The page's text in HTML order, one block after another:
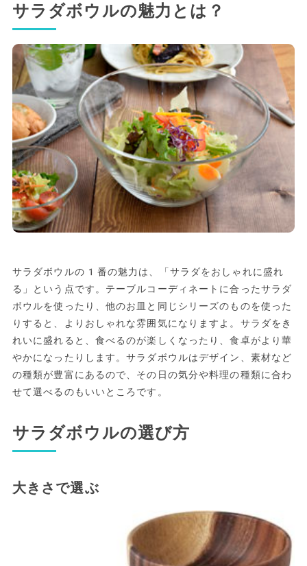
サラダボウルの魅力とは？
サラダボウルの1番の魅力は、「サラダをおしゃれに盛れ
る」という点です。テーブルコーディネートに合ったサラダ
ボウルを使ったり、他のお皿と同じシリーズのものを使った
りすると、よりおしゃれな雰囲気になりますよ。サラダをき
れいに盛れると、食べるのが楽しくなったり、食卓がより華
やかになったりします。サラダボウルはデザイン、素材など
の種類が豊富にあるので、その日の気分や料理の種類に合わ
せて選べるのもいいところです。
サラダボウルの選び方
大きさで選ぶ